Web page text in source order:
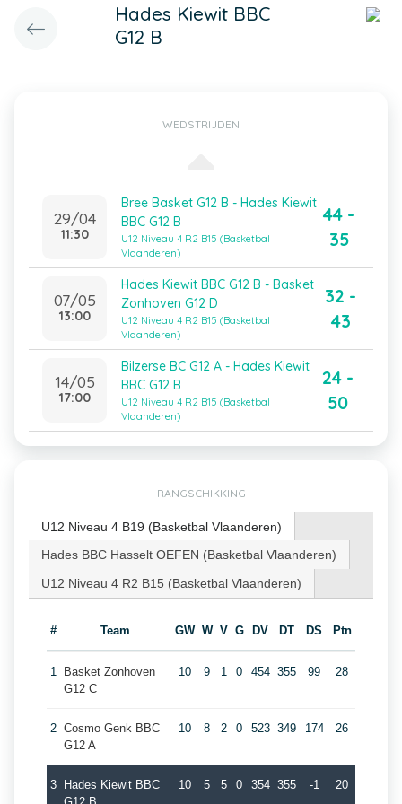
Hades Kiewit BBC
G12 B
WEDSTRIJDEN
29/04
11:30
Bree Basket G12 B - Hades Kiewit
BBC G12 B
U12 Niveau 4 R2 B15 (Basketbal
Vlaanderen)
44 -
35
07/05
13:00
Hades Kiewit BBC G12 B - Basket
Zonhoven G12 D
U12 Niveau 4 R2 B15 (Basketbal
Vlaanderen)
32 -
43
14/05
17:00
Bilzerse BC G12 A - Hades Kiewit
BBC G12 B
U12 Niveau 4 R2 B15 (Basketbal
Vlaanderen)
24 -
50
RANGSCHIKKING
U12 Niveau 4 B19 (Basketbal Vlaanderen)
Hades BBC Hasselt OEFEN (Basketbal Vlaanderen)
U12 Niveau 4 R2 B15 (Basketbal Vlaanderen)
# Team GW W V G DV DT DS Ptn
1
Basket Zonhoven
G12 C
10 9 1 0 454 355 99 28
2 Cosmo Genk BBC
G12 A
10 8 2 0 523 349 174 26
3
Hades Kiewit BBC
10 5 5 0 354 355 -1 20